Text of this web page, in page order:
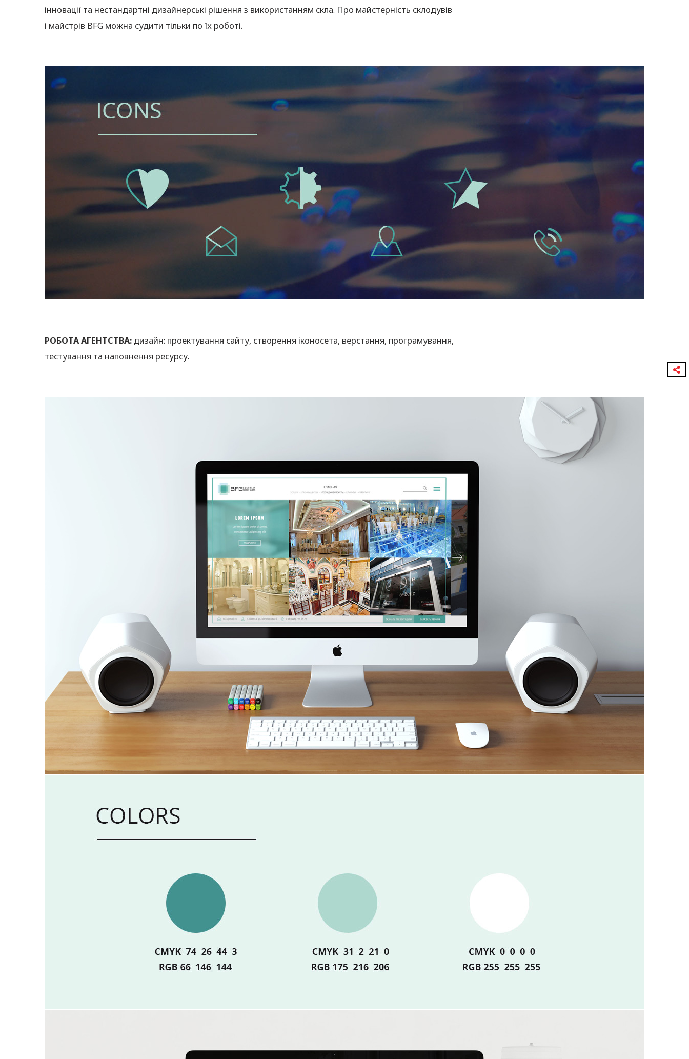
інновації та нестандартні дизайнерські рішення з використанням скла. Про майстерність склодувів
і майстрів BFG можна судити тільки по їх роботі.
РОБОТА АГЕНТСТВА: дизайн: проектування сайту, створення іконосета, верстання, програмування,
тестування та наповнення ресурсу.